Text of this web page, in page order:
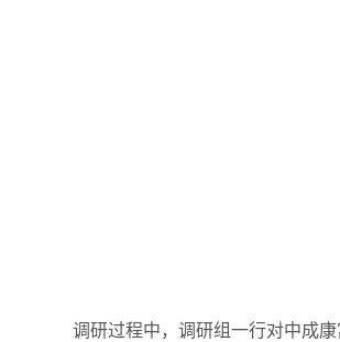
调研过程中，调研组一行对中成康